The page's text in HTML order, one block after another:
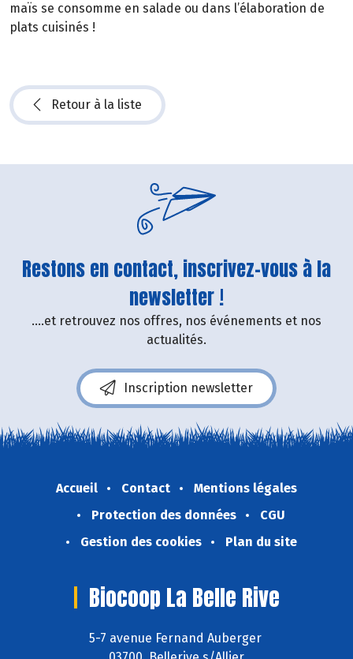
maïs se consomme en salade ou dans l’élaboration de
plats cuisinés !
Retour à la liste
Restons en contact, inscrivez-vous à la
newsletter !
....et retrouvez nos offres, nos événements et nos
actualités.
Inscription newsletter
Accueil Contact
Mentions légales
Protection des données
CGU
Gestion des cookies
Plan du site
Biocoop La Belle Rive
5-7 avenue Fernand Auberger